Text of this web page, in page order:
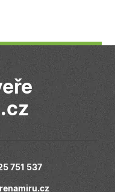
.cz
751 537
mají
sledovala
týden
Zásadách
Google